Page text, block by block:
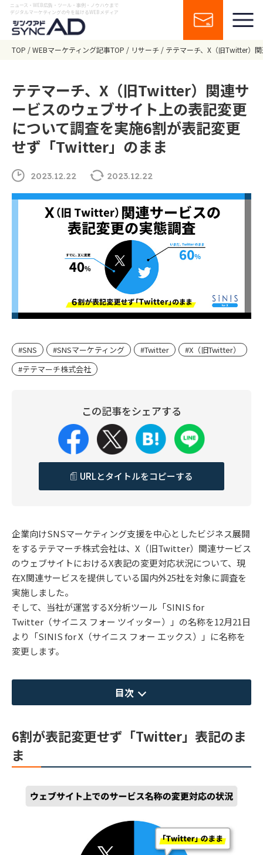
ニュース・WEB広告・ツール・事例・ノウハウまで
デジタルマーケティングの今を届けるWEBメディア
TOP WEBマーケティング記事TOP リサーチ テテマーチ、X（旧Twitter）
テテマーチ、X（旧Twitter）関連サ
ービスのウェブサイト上の表記変更
について調査を実施6割が表記変更
せず「Twitter」のまま
2023.12.22 2023.12.22
#SNS #SNSマーケティング #Twitter
#X（旧Twitter）
#テテマーチ株式会社
この記事をシェアする
URLとタイトルをコピーする
企業向けSNSマーケティング支援を中心としたビジネス展開
をするテテマーチ株式会社は、X（旧Twitter）関連サービス
のウェブサイトにおけるX表記の変更対応状況について、現
在X関連サービスを提供している国内外25社を対象に調査を
実施しました。
そして、当社が運営するX分析ツール「SINIS for
Twitter（サイニス フォー ツイッター）」の名称を12月21日
より「SINIS for X（サイニス フォー エックス）」に名称を
変更します。
目次
6割が表記変更せず「Twitter」表記のま
ま